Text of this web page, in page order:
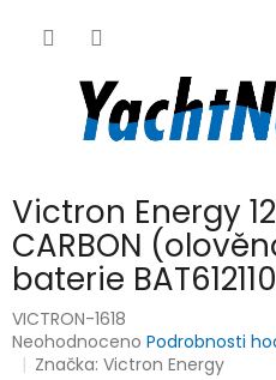
Victron Energy
CARBON
baterie
VICTRON-1618
Průměrné
hodnocení
Neohodnoceno Podrobnosti
Značka:Victron Energy